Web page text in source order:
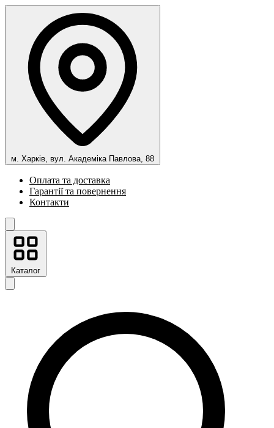
м. Харків, вул. Академіка Павлова, 88
Оплата та доставка
Гарантії та повернення
Контакти
Каталог